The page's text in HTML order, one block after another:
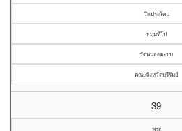
วึกประโคน
ธมฺมทีโป
วัดหนองตะขบ
คณะจังหวัดบุรีรัมย์
39
พระ